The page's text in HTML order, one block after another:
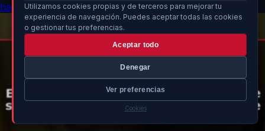
Utilizamos cookies propias y de terceros para mejorar tu
experiencia de navegación. Puedes aceptar todas las cookies
o gestionar tus preferencias.
Aceptar todo
Denegar
Ver preferencias
Cookies
hace 13h